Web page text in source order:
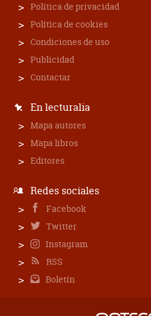
Política de privacidad
Política de cookies
Condiciones de uso
Publicidad
Contactar
En lecturalia
Mapa autores
Mapa libros
Editores
Redes sociales
Facebook
Twitter
Instagram
RSS
Boletín